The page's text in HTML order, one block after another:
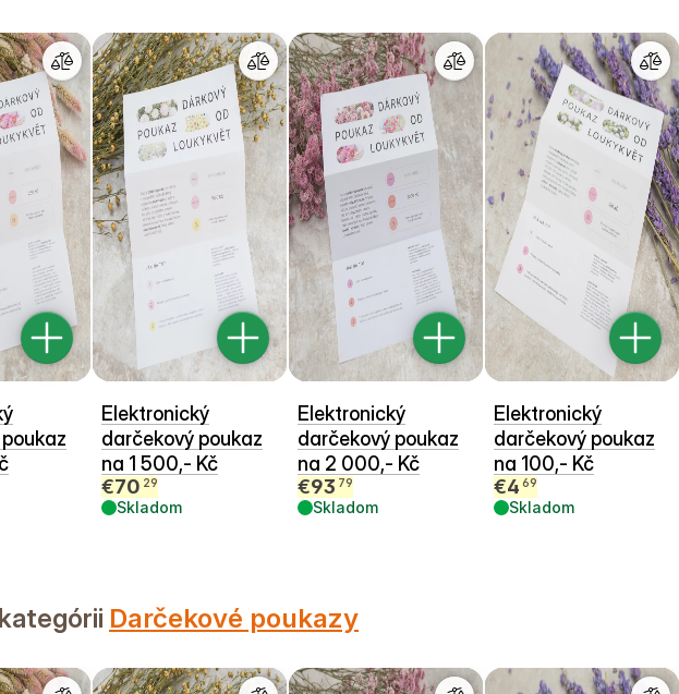
Elektronický
darčekový poukaz
na 1 500,- Kč
€70 29
Skladom
Elektronický
darčekový poukaz
na 2 000,- Kč
€93 79
Skladom
Elektronický
darčekový poukaz
na 100,- Kč
€4 69
Skladom
Darčekové poukazy